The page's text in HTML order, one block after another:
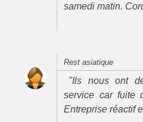
samedi matin.
Rest asiatique
"Ils nous ont
service car fuite
Entreprise réactif